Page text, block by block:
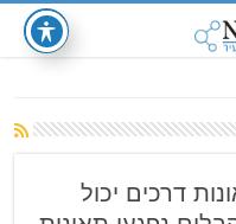
דרכים יכול